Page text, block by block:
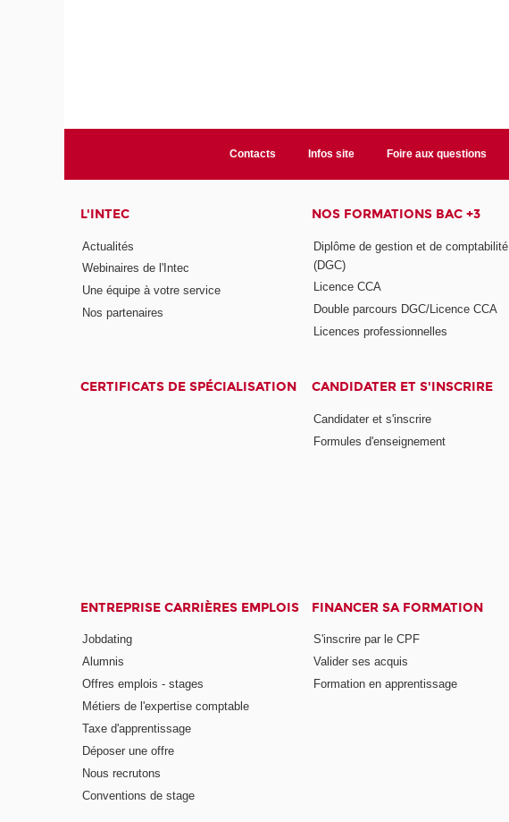
Contacts Infos site Foire aux questions
L'INTEC
Actualités
Webinaires de l'Intec
Une équipe à votre service
Nos partenaires
NOS FORMATIONS BAC +3
Diplôme de gestion et de comptabilité
(DGC)
Licence CCA
Double parcours DGC/Licence CCA
Licences professionnelles
CERTIFICATS DE SPÉCIALISATION CANDIDATER ET S'INSCRIRE
Candidater et s'inscrire
Formules d'enseignement
ENTREPRISE CARRIÈRES EMPLOIS
Jobdating
Alumnis
Offres emplois - stages
Métiers de l'expertise comptable
Taxe d'apprentissage
Déposer une offre
Nous recrutons
Conventions de stage
FINANCER SA FORMATION
S'inscrire par le CPF
Valider ses acquis
Formation en apprentissage